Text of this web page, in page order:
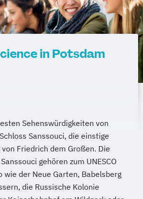
in Potsdam
Sehenswürdigkeiten von
Sanssouci, die einstige
Friedrich dem Großen. Die
gehören zum UNESCO
wie der Neue Garten, Babelsberg
die Russische Kolonie